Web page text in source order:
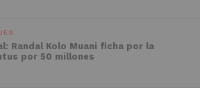
Randal Kolo Muani ficha por la
por 50 millones